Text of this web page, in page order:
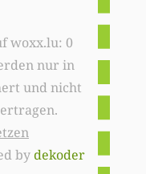
0
nur in
und nicht
bydekoder